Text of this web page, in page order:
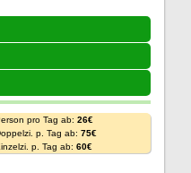
pro Tag ab: 26€
p. Tag ab: 75€
p. Tag ab: 60€